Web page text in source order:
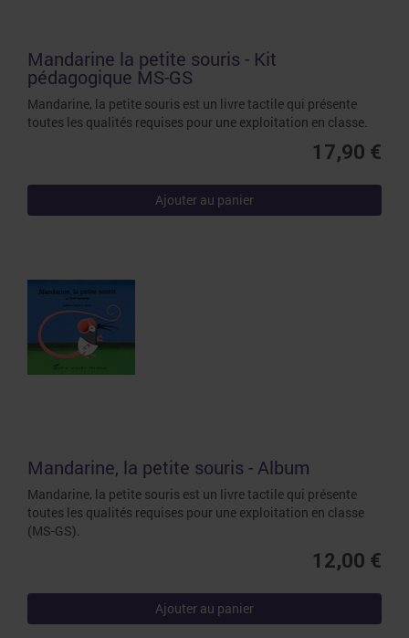
Mandarine la petite souris - Kit
pédagogique MS-GS
Mandarine, la petite souris est un livre tactile qui présente
toutes les qualités requises pour une exploitation en classe.
17,90 €
Ajouter au panier
Mandarine, la petite souris - Album
Mandarine, la petite souris est un livre tactile qui présente
toutes les qualités requises pour une exploitation en classe
(MS-GS).
12,00 €
Ajouter au panier